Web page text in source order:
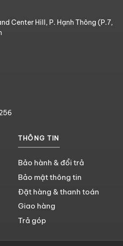
Center Hill, P. Hạnh Thông (P.7,
THÔNG TIN
Bảo hành & đổi trả
Bảo mật thông tin
Đặt hàng & thanh toán
Giao hàng
Trả góp